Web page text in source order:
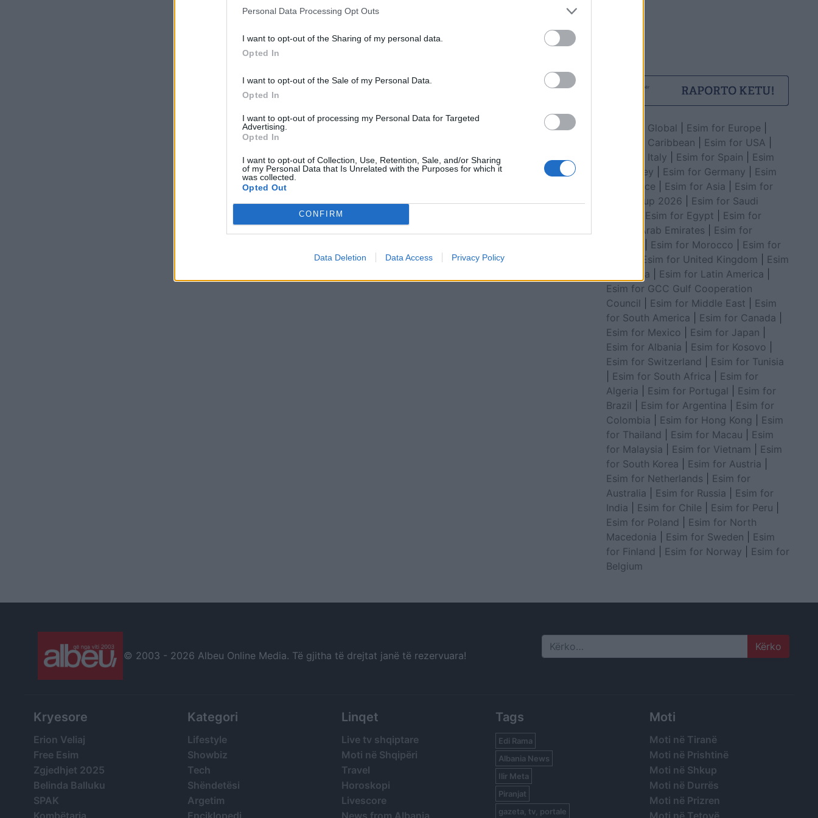
Personal Data Processing Opt Outs
I want to opt-out of the Sharing of my personal data.
Opted In
I want to opt-out of the Sale of my Personal Data.
Opted In
I want to opt-out of processing my Personal Data for Targeted
Advertising.
Opted In
I want to opt-out of Collection, Use, Retention, Sale, and/or Sharing
of my Personal Data that Is Unrelated with the Purposes for which it
was collected.
Opted Out
CONFIRM
Data Deletion Data Access Privacy Policy
Esim for Global Esim for Europe
Esim for Caribbean
Esim for USA
Esim for Italy
Esim for Spain
Esim
for Turkey
Esim for Germany
Esim
for Greece
Esim for Asia
Esim for
World Cup 2026
Esim for Saudi
Esim for Egypt
Esim for
United Arab Emirates
Esim for
Esim for Morocco
Esim for
Esim for United Kingdom
Esim
for Africa
Esim for Latin America
Esim for GCC Gulf Cooperation
Council
Esim for Middle East
Esim
for South America
Esim for Canada
Esim for Mexico
Esim for Japan
Esim for Albania
Esim for Kosovo
Esim for Switzerland
Esim for Tunisia
Esim for South Africa
Esim for
Algeria
Esim for Portugal
Esim for
Brazil
Esim for Argentina
Esim for
Colombia
Esim for Hong Kong
Esim
for Thailand
Esim for Macau
Esim
for Malaysia
Esim for Vietnam
Esim
for South Korea
Esim for Austria
Esim for Netherlands
Esim for
Australia
Esim for Russia
Esim for
India
Esim for Chile Esim for Peru
Esim for Poland
Esim for North
Macedonia
Esim for Sweden
Esim
for Finland
Esim for Norway
Esim for
Belgium
© 2003 - 2026 Albeu Online Media. Të gjitha të drejtat janë të rezervuara! Search
Kryesore
Erion Veliaj
Free Esim
Zgjedhjet 2025
Belinda Balluku
SPAK
Kombëtarja
Kategori
Lifestyle
Showbiz
Tech
Shëndetësi
Argetim
Enciklopedi
Linqet
Live tv shqiptare
Moti në Shqipëri
Travel
Horoskopi
Livescore
News from Albania
Tags
Edi Rama
Albania News
Ilir Meta
Piranjat
gazeta, tv, portale
Moti
Moti në Tiranë
Moti në Prishtinë
Moti në Shkup
Moti në Durrës
Moti në Prizren
Moti në Tetovë